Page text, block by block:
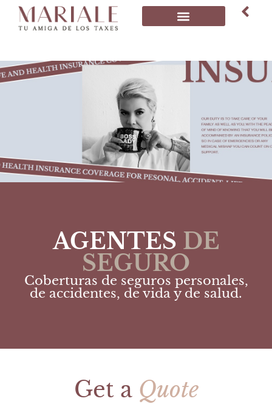
AGENTES DE
SEGURO
Coberturas de seguros personales,
de accidentes, de vida y de salud.
Get a Quote